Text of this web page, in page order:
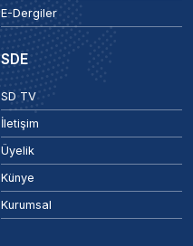
E-Dergiler
SDE
SD TV
İletişim
Üyelik
Künye
Kurumsal